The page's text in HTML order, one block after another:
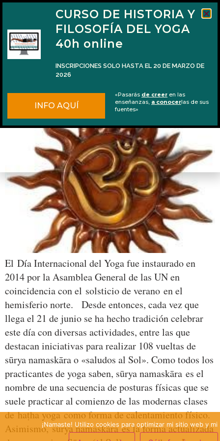
Los 12 mantras a Sūrya
El Día Internacional del Yoga fue instaurado en
2014 por la Asamblea General de las UN en
coincidencia con el solsticio de verano en el
hemisferio norte. Desde entonces, cada vez que
llega el 21 de junio se ha hecho tradición celebrar
este día con diversas actividades, entre las que
destacan iniciativas para realizar 108 vueltas de
sūrya namaskāra o «saludos al Sol». Como todos los
practicantes de yoga saben, sūrya namaskāra es el
nombre de una secuencia de posturas físicas que se
suele practicar al comienzo de las modernas clases
de haṭha yoga como forma de calentamiento físico.
Asimismo, sūrya namaskāra es la forma actualizada
¡Namaste! Utilizo cookies para optimizar mi sitio web y mi
CURSO DE HISTORIA Y
FILOSOFÍA DEL YOGA
40h online
INSCRIPCIONES SOLO HASTA EL 20 DE MARZO DE
2026
INFO AQUÍ
«Pasarás de creer en las
enseñanzas, a conocerlas de sus
fuentes»